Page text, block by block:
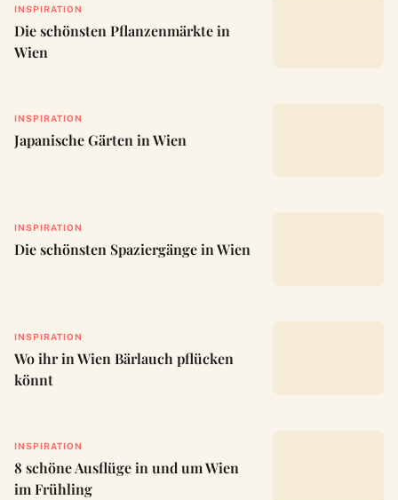
INSPIRATION
Die schönsten Pflanzenmärkte in
Wien
INSPIRATION
Japanische Gärten in Wien
INSPIRATION
Die schönsten Spaziergänge in Wien
INSPIRATION
Wo ihr in Wien Bärlauch pflücken
könnt
INSPIRATION
8 schöne Ausflüge in und um Wien
im Frühling